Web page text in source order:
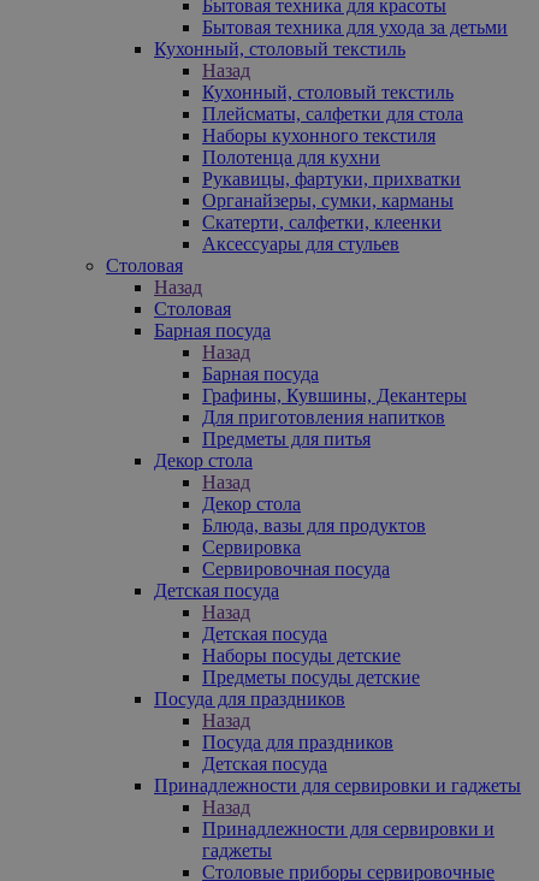
Бытовая техника для красоты
Бытовая техника для ухода за детьми
Кухонный, столовый текстиль
Назад
Кухонный, столовый текстиль
Плейсматы, салфетки для стола
Наборы кухонного текстиля
Полотенца для кухни
Рукавицы, фартуки, прихватки
Органайзеры, сумки, карманы
Скатерти, салфетки, клеенки
Аксессуары для стульев
Столовая
Назад
Столовая
Барная посуда
Назад
Барная посуда
Графины, Кувшины, Декантеры
Для приготовления напитков
Предметы для питья
Декор стола
Назад
Декор стола
Блюда, вазы для продуктов
Сервировка
Сервировочная посуда
Детская посуда
Назад
Детская посуда
Наборы посуды детские
Предметы посуды детские
Посуда для праздников
Назад
Посуда для праздников
Детская посуда
Принадлежности для сервировки и гаджеты
Назад
Принадлежности для сервировки и
гаджеты
Столовые приборы сервировочные